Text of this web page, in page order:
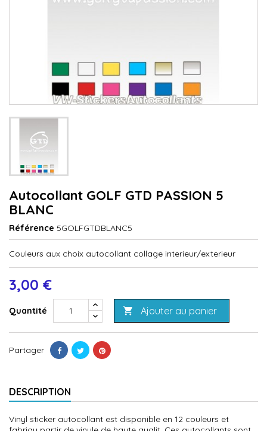
Autocollant GOLF GTD PASSION 5
BLANC
Référence 5GOLFGTDBLANC5
Couleurs aux choix autocollant collage interieur/exterieur
3,00 €
Quantité  Ajouter au panier
Partager
DESCRIPTION
Vinyl sticker autocollant est disponible en 12 couleurs et